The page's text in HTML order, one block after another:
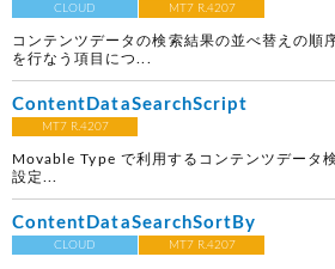
CLOUD MT7 R.4207
コンテンツデータの検索結果の並べ替えの順
を行なう項目につ...
ContentDataSearchScript
MT7 R.4207
Movable Type で利用するコンテンツデータ
設定...
ContentDataSearchSortBy
CLOUD MT7 R.4207